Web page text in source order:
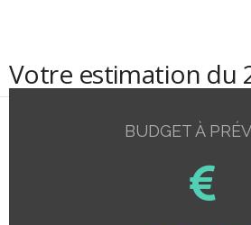
Votre estimation du
BUDGET À